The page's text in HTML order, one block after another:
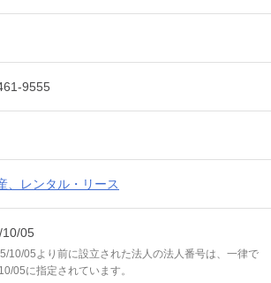
9555
、レンタル・リース
10/05
10/05より前に設立された法人の法人番号は、一律で
05に指定されています。